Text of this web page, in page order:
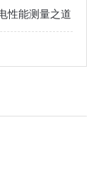
性能测量之道